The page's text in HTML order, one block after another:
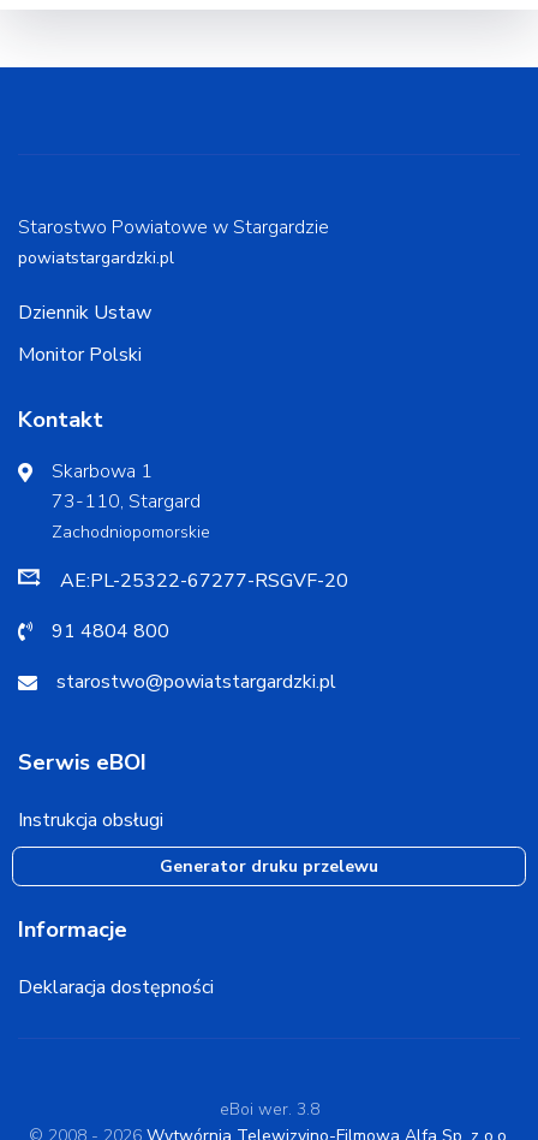
Starostwo Powiatowe w Stargardzie
powiatstargardzki.pl
Dziennik Ustaw
Monitor Polski
Kontakt
Skarbowa 1
73-110, Stargard
Zachodniopomorskie
AE:PL-25322-67277-RSGVF-20
91 4804 800
starostwo@powiatstargardzki.pl
Serwis eBOI
Instrukcja obsługi
Generator druku przelewu
Informacje
Deklaracja dostępności
eBoi wer. 3.8